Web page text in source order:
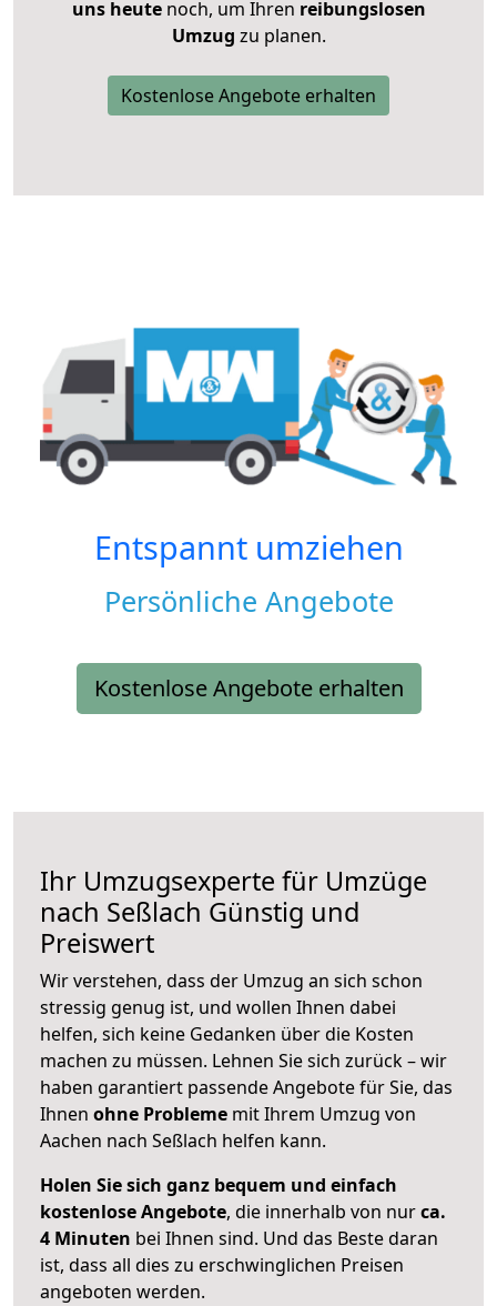
uns heutenoch, um Ihren reibungslosen
Umzug zu planen.
Kostenlose Angebote erhalten
Entspannt umziehen
Persönliche Angebote
Kostenlose Angebote erhalten
Ihr Umzugsexperte für Umzüge
nach Seßlach Günstig und
Preiswert
Wir verstehen, dass der Umzug an sich schon
stressig genug ist, und wollen Ihnen dabei
helfen, sich keine Gedanken über die Kosten
machen zu müssen. Lehnen Sie sich zurück – wir
haben garantiert passende Angebote für Sie, das
Ihnen ohne Probleme mit Ihrem Umzug von
Aachen nach Seßlach helfen kann.
Holen Sie sich ganz bequem und einfach
kostenlose Angebote, die innerhalb von nurca.
4 Minuten bei Ihnen sind. Und das Beste daran
ist, dass all dies zu erschwinglichen Preisen
angeboten werden.